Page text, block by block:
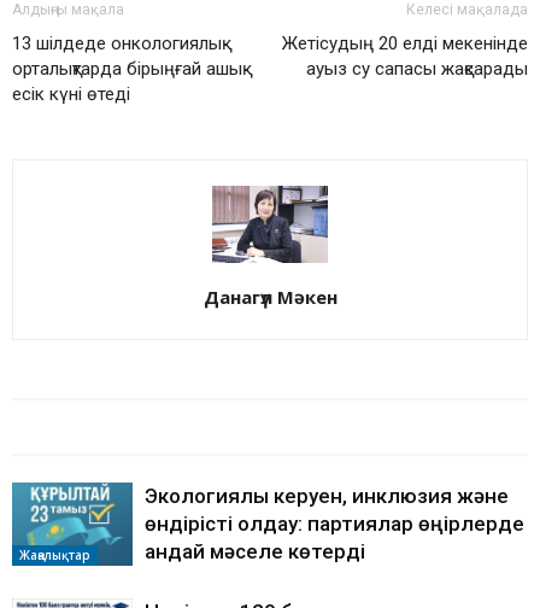
Алдыңғы мақала
13 шілдеде онкологиялық
орталықтарда бірыңғай ашық
есік күні өтеді
Келесі мақалада
Жетісудың 20 елді мекенінде
ауыз су сапасы жақсарады
Данагүл Мәкен
Жаңалықтар
Экологиялық керуен, инклюзия және
өндірісті қолдау: партиялар өңірлерде
қандай мәселе көтерді